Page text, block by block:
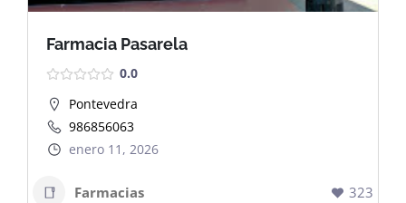
Farmacia Pasarela
0.0
Pontevedra
986856063
enero 11, 2026
Farmacias 323